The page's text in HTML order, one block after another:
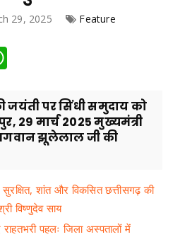
29, 2025 Feature
पर सिंधी समुदाय को
29 मार्च 2025 मुख्यमंत्री
झूलेलाल जी की
सुरक्षित, शांत और विकसित छत्तीसगढ़ की
विष्णुदेव साय
राहतभरी पहलः जिला अस्पतालों में